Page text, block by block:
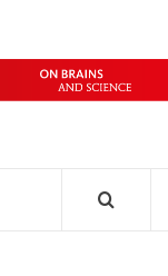
// ON BRAINS AND